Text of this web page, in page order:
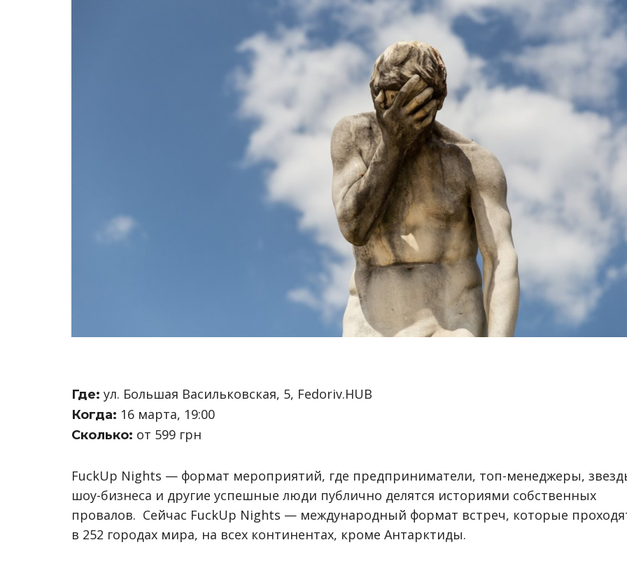
Где: ул. Большая Васильковская, 5, Fedoriv.HUB
Когда: 16 марта, 19:00
Сколько: от 599 грн
FuckUp Nights — формат мероприятий, где предприниматели, топ-менеджеры,
шоу-бизнеса и другие успешные люди публично делятся историями собственных
провалов. Сейчас FuckUp Nights — международный формат встреч, которые
в 252 городах мира, на всех континентах, кроме Антарктиды.